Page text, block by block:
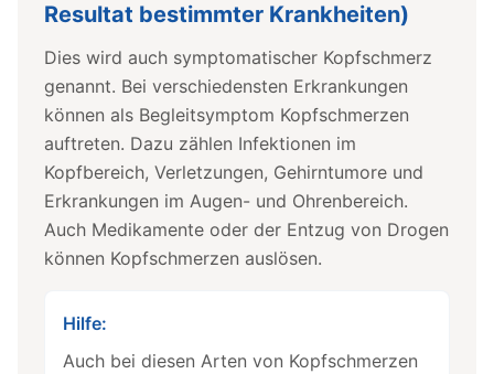
Resultat bestimmter Krankheiten)
Dies wird auch symptomatischer Kopfschmerz
genannt. Bei verschiedensten Erkrankungen
können als Begleitsymptom Kopfschmerzen
auftreten. Dazu zählen Infektionen im
Kopfbereich, Verletzungen, Gehirntumore und
Erkrankungen im Augen- und Ohrenbereich.
Auch Medikamente oder der Entzug von Drogen
können Kopfschmerzen auslösen.
Hilfe:
Auch bei diesen Arten von Kopfschmerzen